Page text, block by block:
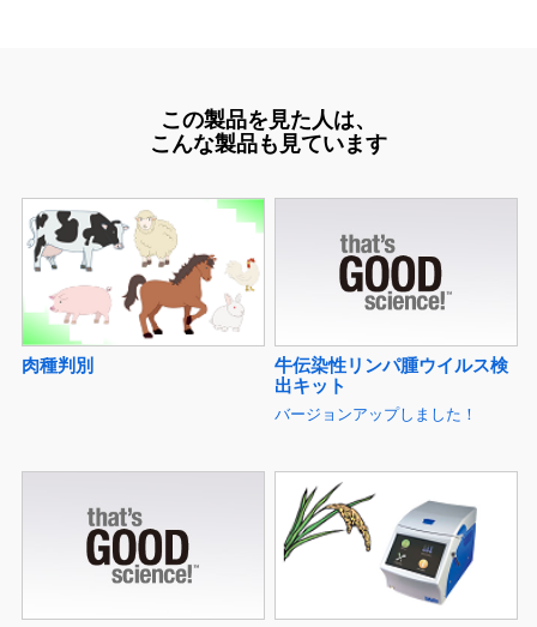
この製品を見た人は、
こんな製品も見ています
肉種判別
牛伝染性リンパ腫ウイルス検
出キット
バージョンアップしました！